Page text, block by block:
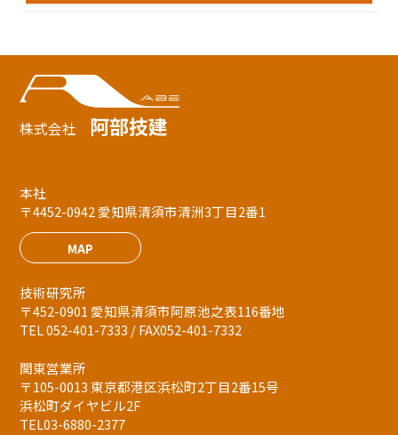
株式会社 阿部技建
本社
〒4452-0942 愛知県清須市清洲3丁目2番1
MAP
技術研究所
〒452-0901 愛知県清須市阿原池之表116番地
TEL 052-401-7333 / FAX052-401-7332
関東営業所
〒105-0013 東京都港区浜松町2丁目2番15号
浜松町ダイヤビル2F
TEL03-6880-2377